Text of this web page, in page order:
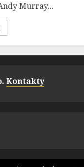
Murray...
Kontakty